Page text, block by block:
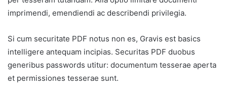
imprimendi, emendiendi ac describendi privilegia.
Si cum securitate PDF notus non es, Gravis est basics
intelligere antequam incipias. Securitas PDF duobus
generibus passwords utitur: documentum tesserae aperta
et permissiones tesserae sunt.